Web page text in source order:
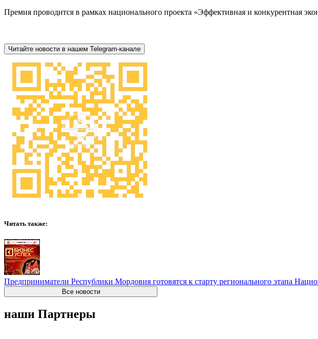
Премия проводится в рамках национального проекта «Эффективная и конкурентная
Читайте новости в нашем Telegram-канале
Читать также:
Предприниматели Республики Мордовия готовятся к старту регионального этапа
Все новости
наши Партнеры